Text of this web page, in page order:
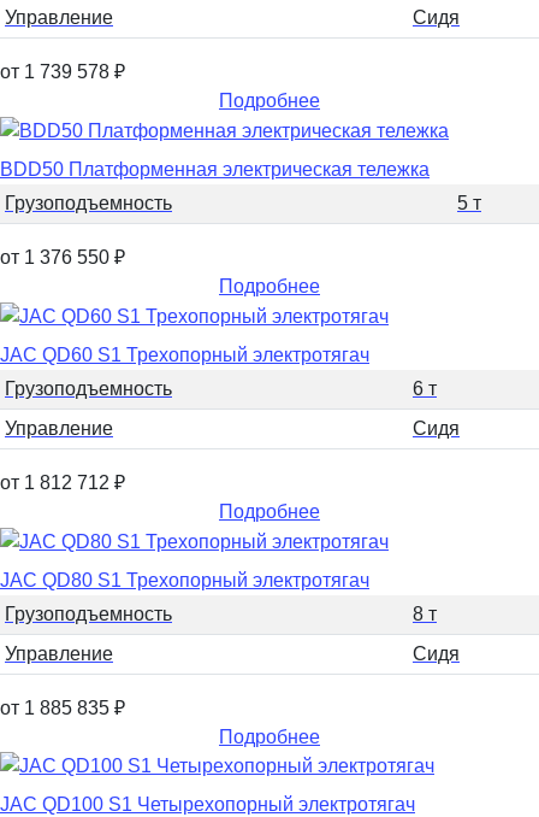
Управление
Сидя
от 1 739 578 ₽
Подробнее
BDD50 Платформенная электрическая тележка
Грузоподъемность
5 т
от 1 376 550 ₽
Подробнее
JAC QD60 S1 Трехопорный электротягач
Грузоподъемность
6 т
Управление
Сидя
от 1 812 712 ₽
Подробнее
JAC QD80 S1 Трехопорный электротягач
Грузоподъемность
8 т
Управление
Сидя
от 1 885 835 ₽
Подробнее
JAC QD100 S1 Четырехопорный электротягач